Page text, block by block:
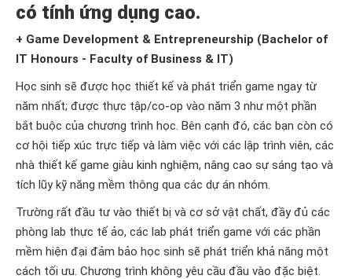
có tính ứng dụng cao.
+ Game Development & Entrepreneurship (Bachelor of
IT Honours - Faculty of Business & IT)
Học sinh sẽ được học thiết kế và phát triển game ngay từ
năm nhất; được thực tập/co-op vào năm 3 như một phần
bắt buộc của chương trình học. Bên cạnh đó, các bạn còn có
cơ hội tiếp xúc trực tiếp và làm việc với các lập trình viên, các
nhà thiết kế game giàu kinh nghiệm, nâng cao sự sáng tạo và
tích lũy kỹ năng mềm thông qua các dự án nhóm.
Trường rất đầu tư vào thiết bị và cơ sở vật chất, đầy đủ các
phòng lab thực tế ảo, các lab phát triển game với các phần
mềm hiện đại đảm bảo học sinh sẽ phát triển khả năng một
cách tối ưu. Chương trình không yêu cầu đầu vào đặc biệt.